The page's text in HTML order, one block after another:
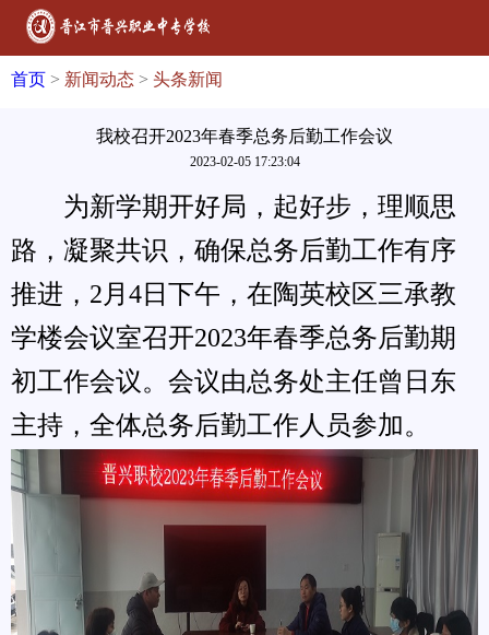
首页 > 新闻动态 > 头条新闻
我校召开2023年春季总务后勤工作会议
2023-02-05 17:23:04
为新学期开好局，起好步，理顺思
路，凝聚共识，确保总务后勤工作有序
推进， 2月4日下午，在陶英校区三承教
学楼会议室召开2023年春季总务后勤期
初工作会议。会议由总务处主任曾日东
主持，全体总务后勤工作人员参加。